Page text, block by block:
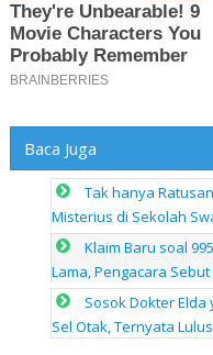
Baca Juga
Tak hanya
Misterius di Sekolah
Klaim Baru soal
Lama, Pengacara
Sosok Dokter Elda
Sel Otak, Ternyata